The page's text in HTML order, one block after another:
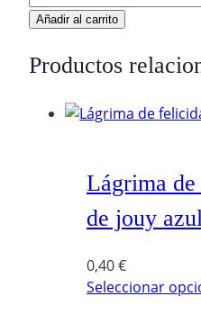
de
felicidad
rústica
cantidad
Añadir al carrito
Productos
Lágrima
de jouy azul
0,40€
Seleccionar